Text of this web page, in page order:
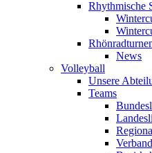
Rhythmische
News
Volleyball
Unsere
Teams